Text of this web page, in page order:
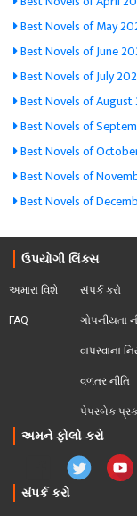
Best Novels of May
Best Novels of June
Best Novels of July
Best Novels of
Best Novels of
Best Novels of
Best Novels of
Best Novels of
ઉપયોગી લિંક્સ
અમારા વિશે
FAQ
સંપર્ક કરો
ગોપનીયતા
વાપરવાના
વળતર નીતિ
પેપરબેક
અમને ફોલો કરો
સંપર્ક કરો